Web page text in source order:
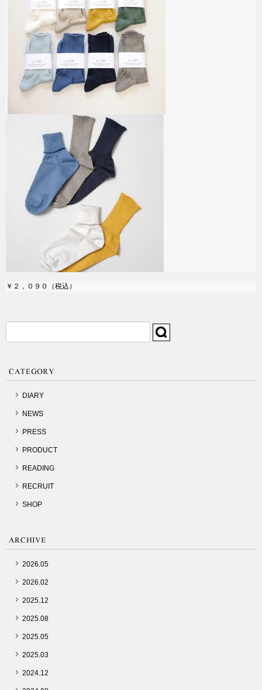
￥２，０９０（税込）
索:
DIARY
NEWS
PRESS
PRODUCT
READING
RECRUIT
SHOP
2026.05
2026.02
2025.12
2025.08
2025.05
2025.03
2024.12